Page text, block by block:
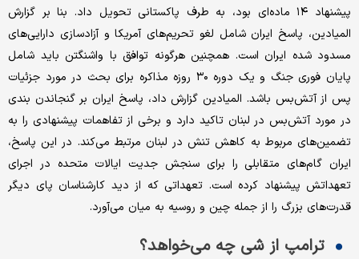
پیشنهاد ۱۴ ماده‌ای بود، به طرف پاکستانی تحویل داد. بنا بر گزارش
المیادین، پاسخ ایران شامل لغو تحریم‌های آمریکا و آزادسازی دارایی‌های
مسدود شده ایران است. همچنین هرگونه توافق با واشنگتن باید شامل
پایان فوری جنگ و یک دوره ۳۰ روزه مذاکره برای بحث در مورد جزئیات
پس از آتش‌بس باشد. المیادین گزارش داد، پاسخ ایران بر گنجاندن بندی
در مورد آتش‌بس در لبنان تاکید دارد و برخی از تفاهمات پیشنهادی را به
تضمین‌های مربوط به کاهش تنش در لبنان مرتبط می‌کند. در این پاسخ،
ایران گام‌های متقابلی را برای سنجش جدیت ایالات متحده در اجرای
تعهداتش پیشنهاد کرده است. تعهداتی که از دید کارشناسان پای دیگر
قدرت‌های بزرگ را از جمله چین و روسیه به میان می‌آورد.
ترامپ از شی چه می‌خواهد؟